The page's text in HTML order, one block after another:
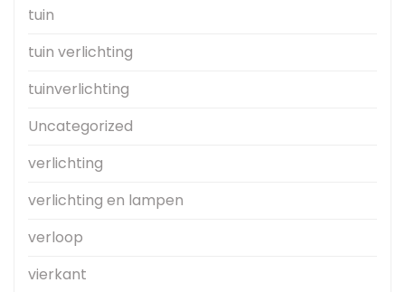
tuin
tuin verlichting
tuinverlichting
Uncategorized
verlichting
verlichting en lampen
verloop
vierkant